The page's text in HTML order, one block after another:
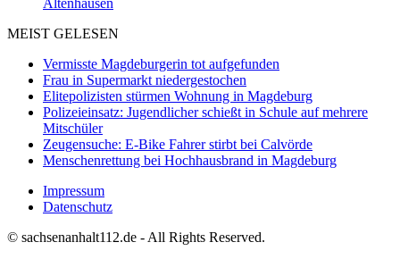
Altenhausen
MEIST GELESEN
Vermisste Magdeburgerin tot aufgefunden
Frau in Supermarkt niedergestochen
Elitepolizisten stürmen Wohnung in Magdeburg
Polizeieinsatz: Jugendlicher schießt in Schule auf mehrere
Mitschüler
Zeugensuche: E-Bike Fahrer stirbt bei Calvörde
Menschenrettung bei Hochhausbrand in Magdeburg
Impressum
Datenschutz
© sachsenanhalt112.de - All Rights Reserved.